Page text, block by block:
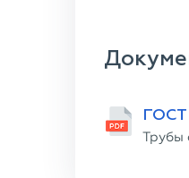
Трубы